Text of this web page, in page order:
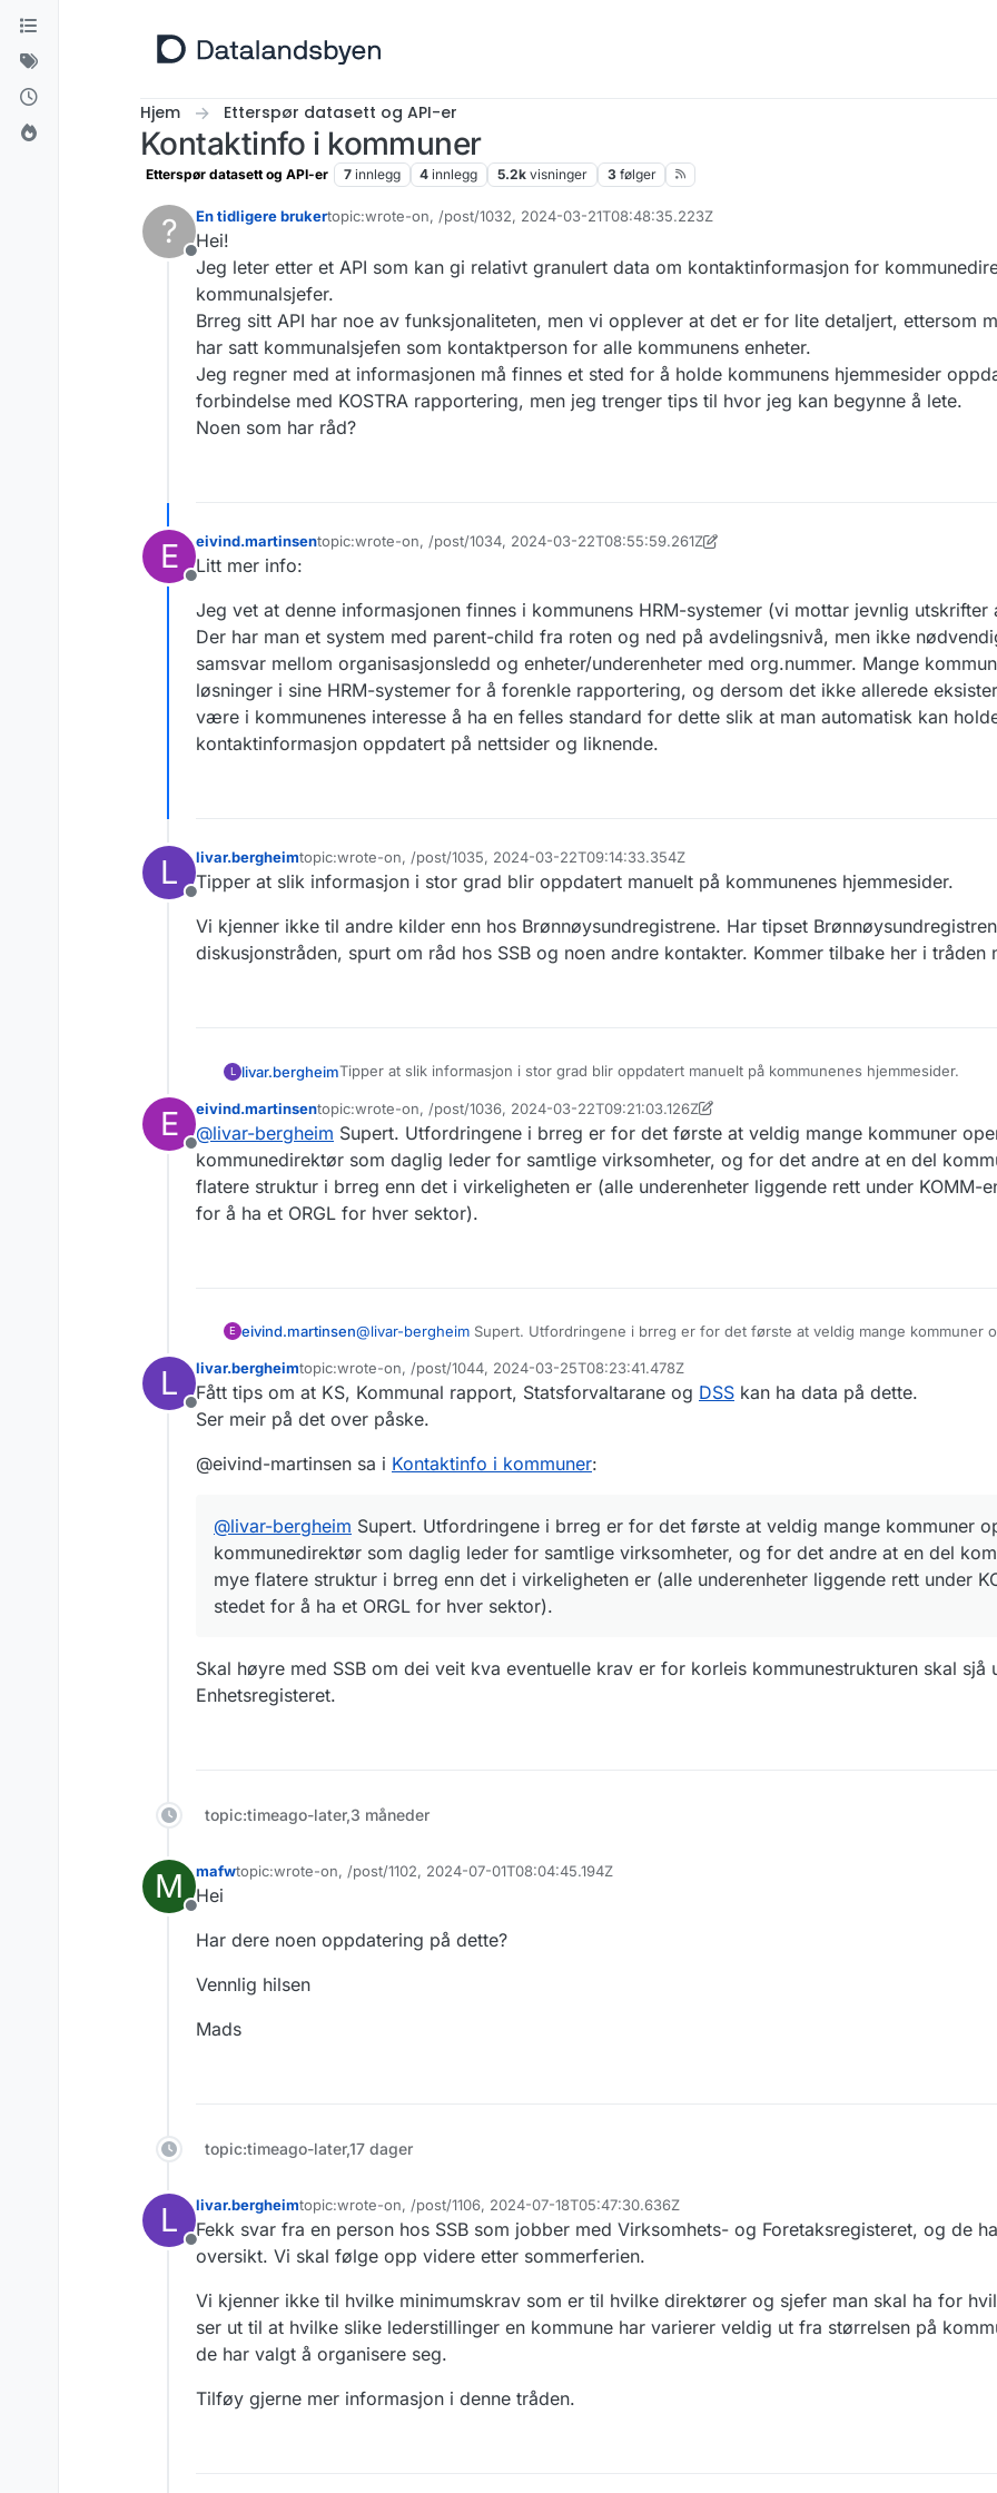
Hopp til innhold
Hjem Etterspør datasett og API-er
Kontaktinfo i kommuner
Etterspør datasett og API-er 7 innlegg 4 innlegg 5.2k visninger 3 følger
?
Frakoblet
En tidligere brukertopic:wrote-on, /post/1032, 2024-03-21T08:48:35.223Z
Sist endret av
Hei!
Jeg leter etter et API som kan gi relativt granulert data om kontaktinformasjon for
kommunalsjefer.
Brreg sitt API har noe av funksjonaliteten, men vi opplever at det er for lite detaljert, ettersom
har satt kommunalsjefen som kontaktperson for alle kommunens enheter.
Jeg regner med at informasjonen må finnes et sted for å holde kommunens hjemmesider
forbindelse med KOSTRA rapportering, men jeg trenger tips til hvor jeg kan begynne å lete.
Noen som har råd?
E
Frakoblet
eivind.martinsentopic:wrote-on, /post/1034, 2024-03-22T08:55:59.261Z
Sist endret av eivind.martinsen
Litt mer info:
Jeg vet at denne informasjonen finnes i kommunens HRM-systemer (vi mottar jevnlig utskrifter
Der har man et system med parent-child fra roten og ned på avdelingsnivå, men ikke
samsvar mellom organisasjonsledd og enheter/underenheter med org.nummer. Mange
løsninger i sine HRM-systemer for å forenkle rapportering, og dersom det ikke allerede
være i kommunenes interesse å ha en felles standard for dette slik at man automatisk kan
kontaktinformasjon oppdatert på nettsider og liknende.
L
Frakoblet
livar.bergheimtopic:wrote-on, /post/1035, 2024-03-22T09:14:33.354Z
Sist endret av
Tipper at slik informasjon i stor grad blir oppdatert manuelt på kommunenes hjemmesider.
Vi kjenner ikke til andre kilder enn hos Brønnøysundregistrene. Har tipset
diskusjonstråden, spurt om råd hos SSB og noen andre kontakter. Kommer tilbake her i tråden
L livar.bergheimTipper at slik informasjon i stor grad blir oppdatert manuelt på kommunenes hjemmesider.
Vi kjenner ikke til andre kilder enn hos Brønnøysundregistrene. Har tipset
diskusjonstråden, spurt om råd hos SSB og noen andre kontakter. Kommer tilbake her i tråden
E
Frakoblet
eivind.martinsentopic:wrote-on, /post/1036, 2024-03-22T09:21:03.126Z
Sist endret av eivind.martinsen
@livar-bergheim Supert. Utfordringene i brreg er for det første at veldig mange kommuner
kommunedirektør som daglig leder for samtlige virksomheter, og for det andre at en del
flatere struktur i brreg enn det i virkeligheten er (alle underenheter liggende rett under KOMM-
for å ha et ORGL for hver sektor).
E eivind.martinsen@livar-bergheim Supert. Utfordringene i brreg er for det første at veldig mange kommuner
flatere struktur i brreg enn det i virkeligheten er (alle underenheter liggende rett under
stedet for å ha et ORGL for hver sektor).
L
Frakoblet
livar.bergheimtopic:wrote-on, /post/1044, 2024-03-25T08:23:41.478Z
Sist endret av
Fått tips om at KS, Kommunal rapport, Statsforvaltarane og DSS kan ha data på dette.
Ser meir på det over påske.
@eivind-martinsen sa i Kontaktinfo i kommuner:
@livar-bergheim Supert. Utfordringene i brreg er for det første at veldig mange kommuner
kommunedirektør som daglig leder for samtlige virksomheter, og for det andre at en del
mye flatere struktur i brreg enn det i virkeligheten er (alle underenheter liggende rett under
stedet for å ha et ORGL for hver sektor).
Skal høyre med SSB om dei veit kva eventuelle krav er for korleis kommunestrukturen skal sjå
Enhetsregisteret.
topic:timeago-later,3 måneder
M
Frakoblet
mafwtopic:wrote-on, /post/1102, 2024-07-01T08:04:45.194Z
Sist endret av
Hei
Har dere noen oppdatering på dette?
Vennlig hilsen
Mads
topic:timeago-later,17 dager
L
Frakoblet
livar.bergheimtopic:wrote-on, /post/1106, 2024-07-18T05:47:30.636Z
Sist endret av
Fekk svar fra en person hos SSB som jobber med Virksomhets- og Foretaksregisteret, og de
oversikt. Vi skal følge opp videre etter sommerferien.
Vi kjenner ikke til hvilke minimumskrav som er til hvilke direktører og sjefer man skal ha for
ser ut til at hvilke slike lederstillinger en kommune har varierer veldig ut fra størrelsen på
de har valgt å organisere seg.
Tilføy gjerne mer informasjon i denne tråden.